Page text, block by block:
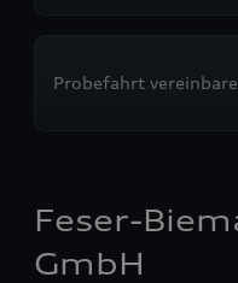
Probefahrt
Feser-
GmbH